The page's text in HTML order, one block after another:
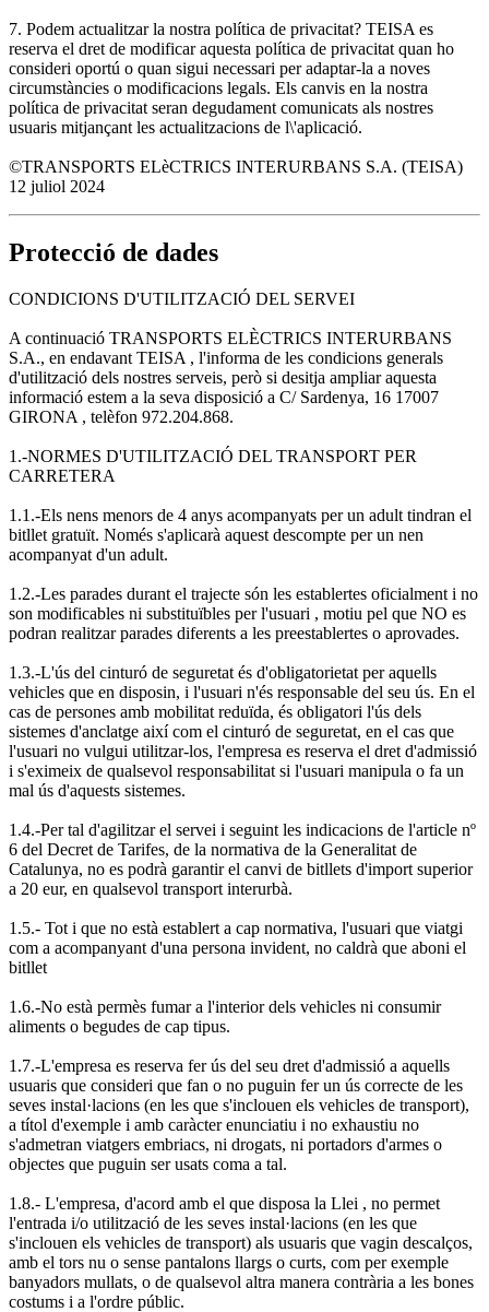
7. Podem actualitzar la nostra política de privacitat? TEISA es
reserva el dret de modificar aquesta política de privacitat quan ho
consideri oportú o quan sigui necessari per adaptar-la a noves
circumstàncies o modificacions legals. Els canvis en la nostra
política de privacitat seran degudament comunicats als nostres
usuaris mitjançant les actualitzacions de l\'aplicació.
©TRANSPORTS ELèCTRICS INTERURBANS S.A. (TEISA)
12 juliol 2024
Protecció de dades
CONDICIONS D'UTILITZACIÓ DEL SERVEI
A continuació TRANSPORTS ELÈCTRICS INTERURBANS
S.A., en endavant TEISA , l'informa de les condicions generals
d'utilització dels nostres serveis, però si desitja ampliar aquesta
informació estem a la seva disposició a C/ Sardenya, 16 17007
GIRONA , telèfon 972.204.868.
1.-NORMES D'UTILITZACIÓ DEL TRANSPORT PER
CARRETERA
1.1.-Els nens menors de 4 anys acompanyats per un adult tindran el
bitllet gratuït. Només s'aplicarà aquest descompte per un nen
acompanyat d'un adult.
1.2.-Les parades durant el trajecte són les establertes oficialment i no
son modificables ni substituïbles per l'usuari , motiu pel que NO es
podran realitzar parades diferents a les preestablertes o aprovades.
1.3.-L'ús del cinturó de seguretat és d'obligatorietat per aquells
vehicles que en disposin, i l'usuari n'és responsable del seu ús. En el
cas de persones amb mobilitat reduïda, és obligatori l'ús dels
sistemes d'anclatge així com el cinturó de seguretat, en el cas que
l'usuari no vulgui utilitzar-los, l'empresa es reserva el dret d'admissió
i s'eximeix de qualsevol responsabilitat si l'usuari manipula o fa un
mal ús d'aquests sistemes.
1.4.-Per tal d'agilitzar el servei i seguint les indicacions de l'article nº
6 del Decret de Tarifes, de la normativa de la Generalitat de
Catalunya, no es podrà garantir el canvi de bitllets d'import superior
a 20 eur, en qualsevol transport interurbà.
1.5.- Tot i que no està establert a cap normativa, l'usuari que viatgi
com a acompanyant d'una persona invident, no caldrà que aboni el
bitllet
1.6.-No està permès fumar a l'interior dels vehicles ni consumir
aliments o begudes de cap tipus.
1.7.-L'empresa es reserva fer ús del seu dret d'admissió a aquells
usuaris que consideri que fan o no puguin fer un ús correcte de les
seves instal·lacions (en les que s'inclouen els vehicles de transport),
a títol d'exemple i amb caràcter enunciatiu i no exhaustiu no
s'admetran viatgers embriacs, ni drogats, ni portadors d'armes o
objectes que puguin ser usats coma a tal.
1.8.- L'empresa, d'acord amb el que disposa la Llei , no permet
l'entrada i/o utilització de les seves instal·lacions (en les que
s'inclouen els vehicles de transport) als usuaris que vagin descalços,
amb el tors nu o sense pantalons llargs o curts, com per exemple
banyadors mullats, o de qualsevol altra manera contrària a les bones
costums i a l'ordre públic.